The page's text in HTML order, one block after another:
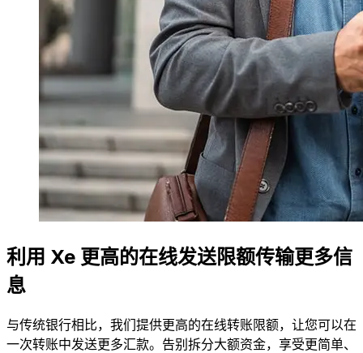
利用 Xe 更高的在线发送限额传输更多信
息
与传统银行相比，我们提供更高的在线转账限额，让您可以在
一次转账中发送更多汇款。告别拆分大额资金，享受更简单、